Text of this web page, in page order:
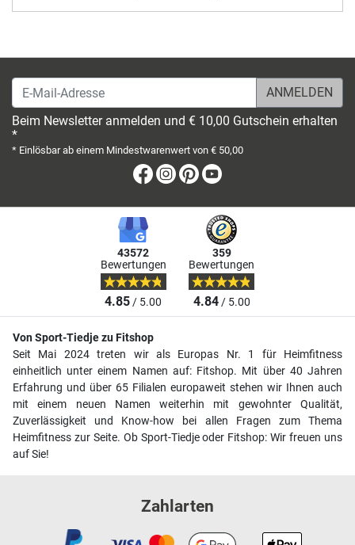
E-Mail-Adresse
Beim Newsletter anmelden und € 10,00 Gutschein erhalten
*
* Einlösbar ab einem Mindestwarenwert von € 50,00
Facebook
Instagram
Pinterest
43572
Bewertungen
4.85/ 5.00
359
Bewertungen
4.84/ 5.00
Von Sport-Tiedje zu Fitshop
Seit Mai 2024 treten wir als Europas Nr. 1 für Heimfitness
einheitlich unter einem Namen auf: Fitshop. Mit über 40 Jahren
Erfahrung und über 65 Filialen europaweit stehen wir Ihnen auch
mit einem neuen Namen weiterhin mit gewohnter Qualität,
Zuverlässigkeit und Know-how bei allen Fragen zum Thema
Heimfitness zur Seite. Ob Sport-Tiedje oder Fitshop: Wir freuen uns
auf Sie!
Zahlarten